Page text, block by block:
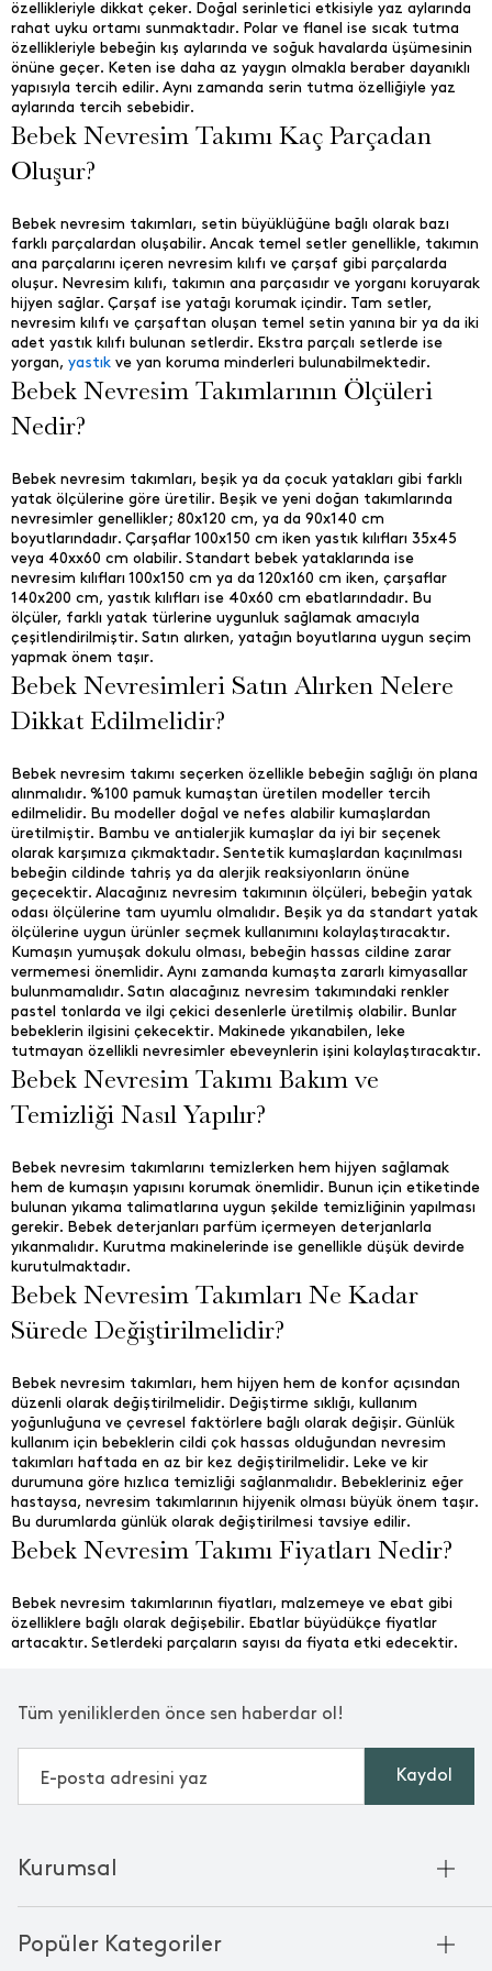
özellikleriyle dikkat çeker. Doğal serinletici etkisiyle yaz aylarında
rahat uyku ortamı sunmaktadır. Polar ve flanel ise sıcak tutma
özellikleriyle bebeğin kış aylarında ve soğuk havalarda üşümesinin
önüne geçer. Keten ise daha az yaygın olmakla beraber dayanıklı
yapısıyla tercih edilir. Aynı zamanda serin tutma özelliğiyle yaz
aylarında tercih sebebidir.
Bebek Nevresim Takımı Kaç Parçadan
Oluşur?
Bebek nevresim takımları, setin büyüklüğüne bağlı olarak bazı
farklı parçalardan oluşabilir. Ancak temel setler genellikle, takımın
ana parçalarını içeren nevresim kılıfı ve çarşaf gibi parçalarda
oluşur. Nevresim kılıfı, takımın ana parçasıdır ve yorganı koruyarak
hijyen sağlar. Çarşaf ise yatağı korumak içindir. Tam setler,
nevresim kılıfı ve çarşaftan oluşan temel setin yanına bir ya da iki
adet yastık kılıfı bulunan setlerdir. Ekstra parçalı setlerde ise
yorgan, yastık ve yan koruma minderleri bulunabilmektedir.
Bebek Nevresim Takımlarının Ölçüleri
Nedir?
Bebek nevresim takımları, beşik ya da çocuk yatakları gibi farklı
yatak ölçülerine göre üretilir. Beşik ve yeni doğan takımlarında
nevresimler genellikler; 80x120 cm, ya da 90x140 cm
boyutlarındadır. Çarşaflar 100x150 cm iken yastık kılıfları 35x45
veya 40xx60 cm olabilir. Standart bebek yataklarında ise
nevresim kılıfları 100x150 cm ya da 120x160 cm iken, çarşaflar
140x200 cm, yastık kılıfları ise 40x60 cm ebatlarındadır. Bu
ölçüler, farklı yatak türlerine uygunluk sağlamak amacıyla
çeşitlendirilmiştir. Satın alırken, yatağın boyutlarına uygun seçim
yapmak önem taşır.
Bebek Nevresimleri Satın Alırken Nelere
Dikkat Edilmelidir?
Bebek nevresim takımı seçerken özellikle bebeğin sağlığı ön plana
alınmalıdır. %100 pamuk kumaştan üretilen modeller tercih
edilmelidir. Bu modeller doğal ve nefes alabilir kumaşlardan
üretilmiştir. Bambu ve antialerjik kumaşlar da iyi bir seçenek
olarak karşımıza çıkmaktadır. Sentetik kumaşlardan kaçınılması
bebeğin cildinde tahriş ya da alerjik reaksiyonların önüne
geçecektir. Alacağınız nevresim takımının ölçüleri, bebeğin yatak
odası ölçülerine tam uyumlu olmalıdır. Beşik ya da standart yatak
ölçülerine uygun ürünler seçmek kullanımını kolaylaştıracaktır.
Kumaşın yumuşak dokulu olması, bebeğin hassas cildine zarar
vermemesi önemlidir. Aynı zamanda kumaşta zararlı kimyasallar
bulunmamalıdır. Satın alacağınız nevresim takımındaki renkler
pastel tonlarda ve ilgi çekici desenlerle üretilmiş olabilir. Bunlar
bebeklerin ilgisini çekecektir. Makinede yıkanabilen, leke
tutmayan özellikli nevresimler ebeveynlerin işini kolaylaştıracaktır.
Bebek Nevresim Takımı Bakım ve
Temizliği Nasıl Yapılır?
Bebek nevresim takımlarını temizlerken hem hijyen sağlamak
hem de kumaşın yapısını korumak önemlidir. Bunun için etiketinde
bulunan yıkama talimatlarına uygun şekilde temizliğinin yapılması
gerekir. Bebek deterjanları parfüm içermeyen deterjanlarla
yıkanmalıdır. Kurutma makinelerinde ise genellikle düşük devirde
kurutulmaktadır.
Bebek Nevresim Takımları Ne Kadar
Sürede Değiştirilmelidir?
Bebek nevresim takımları, hem hijyen hem de konfor açısından
düzenli olarak değiştirilmelidir. Değiştirme sıklığı, kullanım
yoğunluğuna ve çevresel faktörlere bağlı olarak değişir. Günlük
kullanım için bebeklerin cildi çok hassas olduğundan nevresim
takımları haftada en az bir kez değiştirilmelidir. Leke ve kir
durumuna göre hızlıca temizliği sağlanmalıdır. Bebekleriniz eğer
hastaysa, nevresim takımlarının hijyenik olması büyük önem taşır.
Bu durumlarda günlük olarak değiştirilmesi tavsiye edilir.
Bebek Nevresim Takımı Fiyatları Nedir?
Bebek nevresim takımlarının fiyatları, malzemeye ve ebat gibi
özelliklere bağlı olarak değişebilir. Ebatlar büyüdükçe fiyatlar
artacaktır. Setlerdeki parçaların sayısı da fiyata etki edecektir.
Tüm yeniliklerden önce sen haberdar ol!
Kaydol
Popüler Kategoriler
Kurumsal
Kurumsal Satış